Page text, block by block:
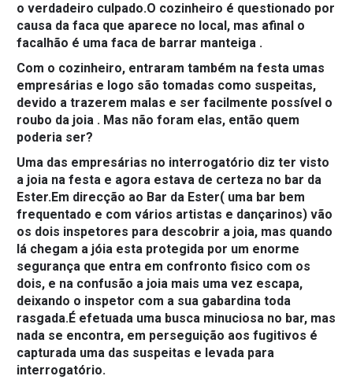
o verdadeiro culpado.O cozinheiro é questionado por
causa da faca que aparece no local, mas afinal o
facalhão é uma faca de barrar manteiga .
Com o cozinheiro, entraram também na festa umas
empresárias e logo são tomadas como suspeitas,
devido a trazerem malas e ser facilmente possível o
roubo da joia . Mas não foram elas, então quem
poderia ser?
Uma das empresárias no interrogatório diz ter visto
a joia na festa e agora estava de certeza no bar da
Ester.Em direcção ao Bar da Ester( uma bar bem
frequentado e com vários artistas e dançarinos) vão
os dois inspetores para descobrir a joia, mas quando
lá chegam a jóia esta protegida por um enorme
segurança que entra em confronto fisico com os
dois, e na confusão a joia mais uma vez escapa,
deixando o inspetor com a sua gabardina toda
rasgada.É efetuada uma busca minuciosa no bar, mas
nada se encontra, em perseguição aos fugitivos é
capturada uma das suspeitas e levada para
interrogatório.